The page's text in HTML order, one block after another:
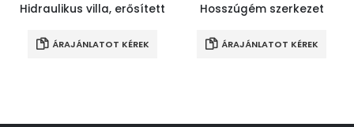
Hidraulikus villa, erősített
ÁRAJÁNLATOT KÉREK
Hosszúgém szerkezet
ÁRAJÁNLATOT KÉREK